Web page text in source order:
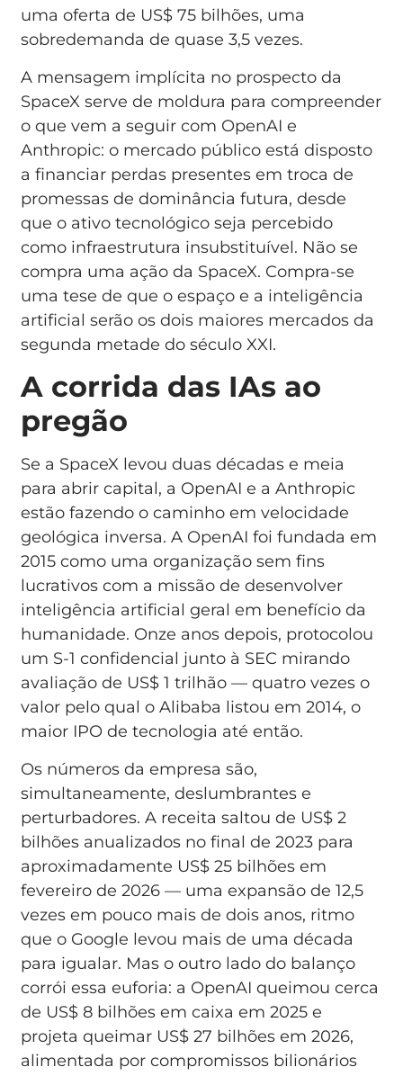
uma oferta de US$ 75 bilhões, uma
sobredemanda de quase 3,5 vezes.
A mensagem implícita no prospecto da
SpaceX serve de moldura para compreender
o que vem a seguir com OpenAI e
Anthropic: o mercado público está disposto
a financiar perdas presentes em troca de
promessas de dominância futura, desde
que o ativo tecnológico seja percebido
como infraestrutura insubstituível. Não se
compra uma ação da SpaceX. Compra-se
uma tese de que o espaço e a inteligência
artificial serão os dois maiores mercados da
segunda metade do século XXI.
A corrida das IAs ao
pregão
Se a SpaceX levou duas décadas e meia
para abrir capital, a OpenAI e a Anthropic
estão fazendo o caminho em velocidade
geológica inversa. A OpenAI foi fundada em
2015 como uma organização sem fins
lucrativos com a missão de desenvolver
inteligência artificial geral em benefício da
humanidade. Onze anos depois, protocolou
um S-1 confidencial junto à SEC mirando
avaliação de US$ 1 trilhão — quatro vezes o
valor pelo qual o Alibaba listou em 2014, o
maior IPO de tecnologia até então.
Os números da empresa são,
simultaneamente, deslumbrantes e
perturbadores. A receita saltou de US$ 2
bilhões anualizados no final de 2023 para
aproximadamente US$ 25 bilhões em
fevereiro de 2026 — uma expansão de 12,5
vezes em pouco mais de dois anos, ritmo
que o Google levou mais de uma década
para igualar. Mas o outro lado do balanço
corrói essa euforia: a OpenAI queimou cerca
de US$ 8 bilhões em caixa em 2025 e
projeta queimar US$ 27 bilhões em 2026,
alimentada por compromissos bilionários